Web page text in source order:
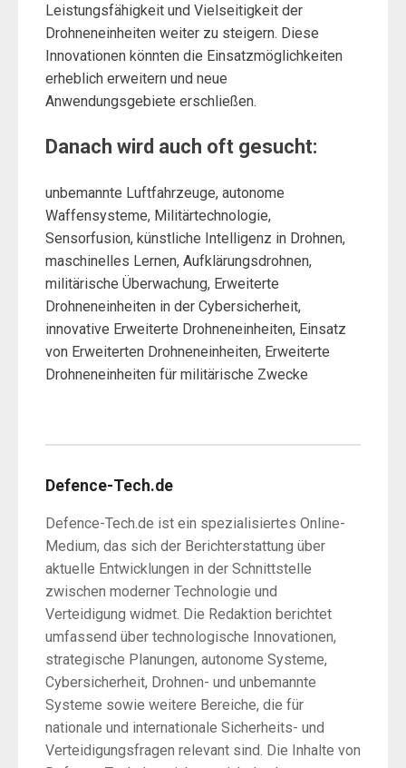
Leistungsfähigkeit und Vielseitigkeit der
Drohneneinheiten weiter zu steigern. Diese
Innovationen könnten die Einsatzmöglichkeiten
erheblich erweitern und neue
Anwendungsgebiete erschließen.
Danach wird auch oft gesucht:
unbemannte Luftfahrzeuge, autonome
Waffensysteme, Militärtechnologie,
Sensorfusion, künstliche Intelligenz in Drohnen,
maschinelles Lernen, Aufklärungsdrohnen,
militärische Überwachung, Erweiterte
Drohneneinheiten in der Cybersicherheit,
innovative Erweiterte Drohneneinheiten, Einsatz
von Erweiterten Drohneneinheiten, Erweiterte
Drohneneinheiten für militärische Zwecke
Defence-Tech.de
Defence-Tech.de ist ein spezialisiertes Online-
Medium, das sich der Berichterstattung über
aktuelle Entwicklungen in der Schnittstelle
zwischen moderner Technologie und
Verteidigung widmet. Die Redaktion berichtet
umfassend über technologische Innovationen,
strategische Planungen, autonome Systeme,
Cybersicherheit, Drohnen- und unbemannte
Systeme sowie weitere Bereiche, die für
nationale und internationale Sicherheits- und
Verteidigungsfragen relevant sind. Die Inhalte von